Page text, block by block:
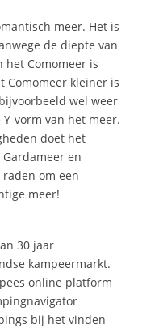
meer. Het is
de diepte van
het Comomeer is
Comomeer kleiner is
wel weer
vorm van het meer.
doet het
en
om een
meer!
30 jaar
kampeermarkt.
online platform
bij het vinden